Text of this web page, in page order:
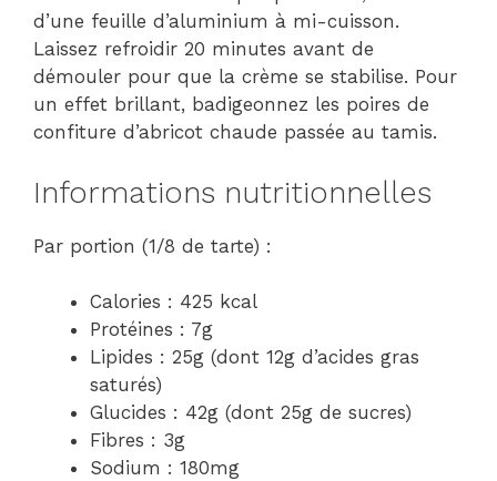
d’une feuille d’aluminium à mi-cuisson.
Laissez refroidir 20 minutes avant de
démouler pour que la crème se stabilise. Pour
un effet brillant, badigeonnez les poires de
confiture d’abricot chaude passée au tamis.
Informations nutritionnelles
Par portion (1/8 de tarte) :
Calories : 425 kcal
Protéines : 7g
Lipides : 25g (dont 12g d’acides gras
saturés)
Glucides : 42g (dont 25g de sucres)
Fibres : 3g
Sodium : 180mg